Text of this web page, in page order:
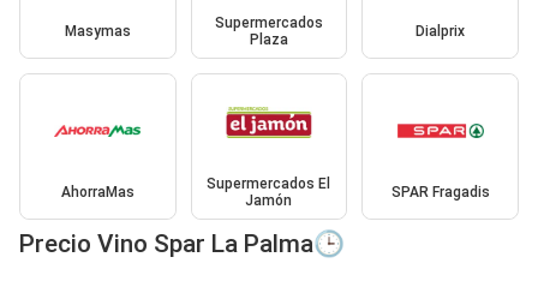
Masymas
Supermercados
Plaza
Dialprix
AhorraMas
Supermercados El
Jamón
SPAR Fragadis
Precio Vino Spar La Palma🕒